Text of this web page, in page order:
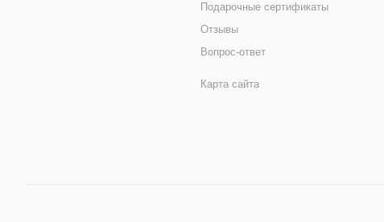
Подарочные сертификаты
Отзывы
Вопрос-ответ
Карта сайта